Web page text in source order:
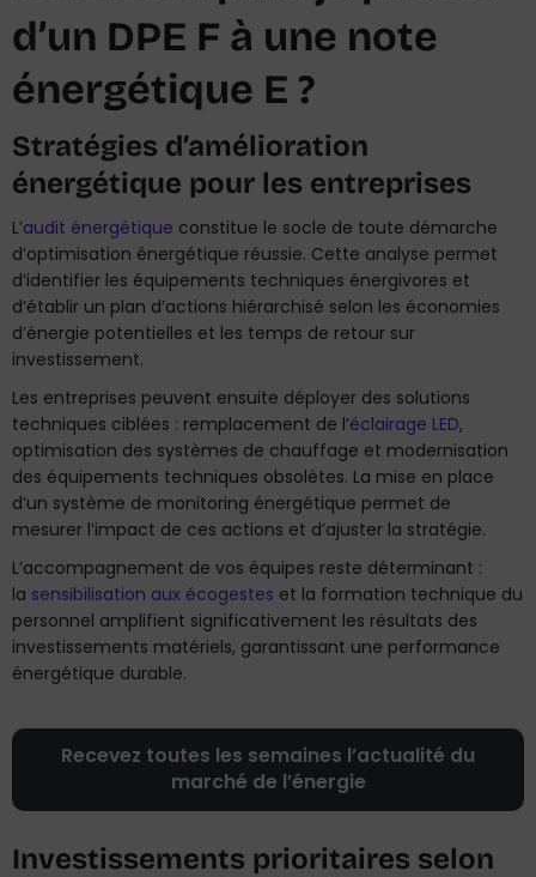
d’un DPE F à une note
énergétique E ?
Stratégies d’amélioration
énergétique pour les entreprises
L’audit énergétique constitue le socle de toute démarche
d’optimisation énergétique réussie. Cette analyse permet
d’identifier les équipements techniques énergivores et
d’établir un plan d’actions hiérarchisé selon les économies
d’énergie potentielles et les temps de retour sur
investissement.
Les entreprises peuvent ensuite déployer des solutions
techniques ciblées : remplacement de l’éclairage LED,
optimisation des systèmes de chauffage et modernisation
des équipements techniques obsolètes. La mise en place
d’un système de monitoring énergétique permet de
mesurer l’impact de ces actions et d’ajuster la stratégie.
L’accompagnement de vos équipes reste déterminant :
la sensibilisation aux écogestes et la formation technique du
personnel amplifient significativement les résultats des
investissements matériels, garantissant une performance
énergétique durable.
Recevez toutes les semaines l’actualité du
marché de l’énergie
Investissements prioritaires selon